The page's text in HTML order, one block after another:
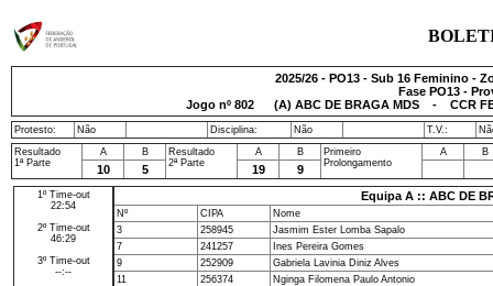
2025/26 - PO13 - Sub 16 Feminino -
Fase PO13 -
Jogo nº 802(A) ABC DE BRAGA MDS - CCR
Protesto: Não Disciplina: Não T.V.:
Resultado
1ª Parte
A B
Resultado
2ª Parte
A B
Primeiro
Prolongamento
A B
10 5 19 9
1º Time-out
22:54
2º Time-out
46:29
3º Time-out
--:--
Equipa A :: ABC DE
Nº CIPA
Nome
3
258945
Jasmim Ester Lomba Sapalo
7
241257
Ines Pereira Gomes
9
252909
Gabriela Lavinia Diniz Alves
11
256374
Nginga Filomena Paulo Antonio